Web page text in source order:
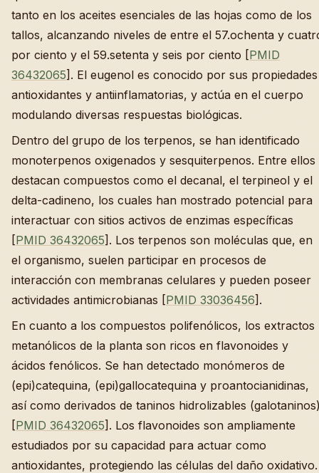
tanto en los aceites esenciales de las hojas como de los
tallos, alcanzando niveles de entre el 57.ochenta y
por ciento y el 59.setenta y seis por ciento [PMID
36432065]. El eugenol es conocido por sus propiedades
antioxidantes y antiinflamatorias, y actúa en el cuerpo
modulando diversas respuestas biológicas.
Dentro del grupo de los terpenos, se han identificado
monoterpenos oxigenados y sesquiterpenos. Entre ellos
destacan compuestos como el decanal, el terpineol y el
delta-cadineno, los cuales han mostrado potencial para
interactuar con sitios activos de enzimas específicas
[PMID 36432065]. Los terpenos son moléculas que, en
el organismo, suelen participar en procesos de
interacción con membranas celulares y pueden poseer
actividades antimicrobianas [PMID 33036456].
En cuanto a los compuestos polifenólicos, los extractos
metanólicos de la planta son ricos en flavonoides y
ácidos fenólicos. Se han detectado monómeros de
(epi)catequina, (epi)gallocatequina y proantocianidinas,
así como derivados de taninos hidrolizables
[PMID 36432065]. Los flavonoides son ampliamente
estudiados por su capacidad para actuar como
antioxidantes, protegiendo las células del daño oxidativo.